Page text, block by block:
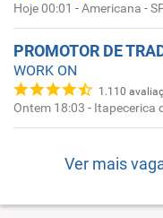
Hoje 00:01 -Americana -
PROMOTOR DE
WORK ON
1.110
Ontem 18:03 - Itapecerica
Ver mais